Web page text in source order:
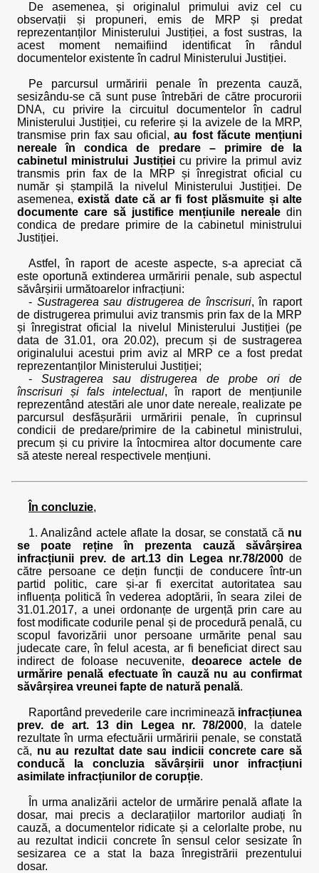
De asemenea, și originalul primului aviz cel cu
observații și propuneri, emis de MRP și predat
reprezentanților Ministerului Justiției, a fost sustras, la
acest moment nemaifiind identificat în rândul
documentelor existente în cadrul Ministerului Justiției.
Pe parcursul urmăririi penale în prezenta cauză,
sesizându-se că sunt puse întrebări de către procurorii
DNA, cu privire la circuitul documentelor în cadrul
Ministerului Justiției, cu referire și la avizele de la MRP,
transmise prin fax sau oficial,au fost făcute mențiuni
nereale în condica de predare – primire de la
cabinetul ministrului Justițieicu privire la primul aviz
transmis prin fax de la MRP și înregistrat oficial cu
număr și ștampilă la nivelul Ministerului Justiției. De
asemenea,există date că ar fi fost plăsmuite și alte
documente care să justifice mențiunile nereale din
condica de predare primire de la cabinetul ministrului
Justiției.
Astfel, în raport de aceste aspecte, s-a apreciat că
este oportună extinderea urmăririi penale, sub aspectul
săvârșirii următoarelor infracțiuni:
- Sustragerea sau distrugerea de înscrisuri, în raport
de distrugerea primului aviz transmis prin fax de la MRP
și înregistrat oficial la nivelul Ministerului Justiției (pe
data de 31.01, ora 20.02), precum și de sustragerea
originalului acestui prim aviz al MRP ce a fost predat
reprezentanților Ministerului Justiției;
- Sustragerea sau distrugerea de probe ori de
înscrisuri și fals intelectual, în raport de mențiunile
reprezentând atestări ale unor date nereale, realizate pe
parcursul desfășurării urmăririi penale, în cuprinsul
condicii de predare/primire de la cabinetul ministrului,
precum și cu privire la întocmirea altor documente care
să ateste nereal respectivele mențiuni.
În concluzie,
1. Analizând actele aflate la dosar, se constată că nu
se poate reține în prezenta cauză săvârșirea
infracțiunii prev. de art.13 din Legea nr.78/2000 de
către persoane ce dețin funcții de conducere într-un
partid politic, care și-ar fi exercitat autoritatea sau
influența politică în vederea adoptării, în seara zilei de
31.01.2017, a unei ordonanțe de urgență prin care au
fost modificate codurile penal și de procedură penală, cu
scopul favorizării unor persoane urmărite penal sau
judecate care, în felul acesta, ar fi beneficiat direct sau
indirect de foloase necuvenite, deoarece actele de
urmărire penală efectuate în cauză nu au confirmat
săvârșirea vreunei fapte de natură penală.
Raportând prevederile care incriminează infracțiunea
prev. de art. 13 din Legea nr. 78/2000, la datele
rezultate în urma efectuării urmăririi penale, se constată
că, nu au rezultat date sau indicii concrete care să
conducă la concluzia săvârșirii unor infracțiuni
asimilate infracțiunilor de corupție.
În urma analizării actelor de urmărire penală aflate la
dosar, mai precis a declarațiilor martorilor audiați în
cauză, a documentelor ridicate și a celorlalte probe, nu
au rezultat indicii concrete în sensul celor sesizate în
sesizarea ce a stat la baza înregistrării prezentului
dosar.